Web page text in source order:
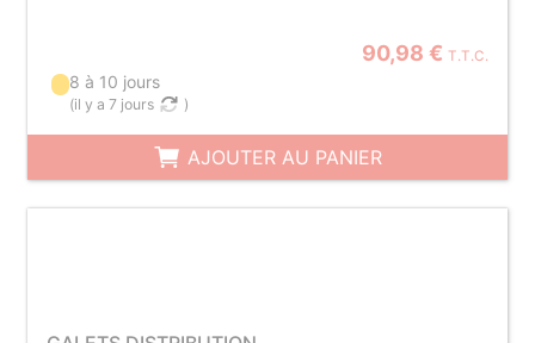
90,98 € T.T.C.
8 à 10 jours
(il y a 7 jours )
AJOUTER AU PANIER